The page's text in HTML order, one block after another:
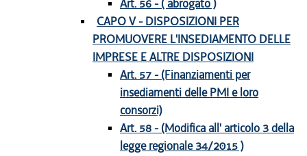
Art. 56 - ( abrogato )
CAPO V - DISPOSIZIONI PER
PROMUOVERE L'INSEDIAMENTO DELLE
IMPRESE E ALTRE DISPOSIZIONI
Art. 57 - (Finanziamenti per
insediamenti delle PMI e loro
consorzi)
Art. 58 - (Modifica all' articolo 3 della
legge regionale 34/2015 )